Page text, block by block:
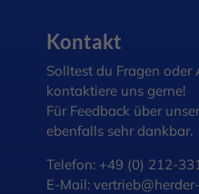
Kontakt
Solltest du Fragen oder
kontaktiere uns gerne!
Für Feedback über
ebenfalls sehr dankbar.
Telefon: +49 (0) 212-
E-Mail: